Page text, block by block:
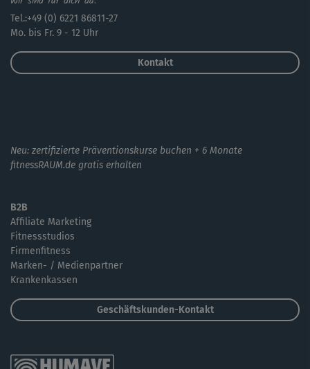
Tel.:+49 (0) 6221 86811-27
Mo. bis Fr. 9 - 12 Uhr
Kontakt
Neu: zertifizierte Präventionskurse buchen + 6 Monate
fitnessRAUM.de gratis erhalten
B2B
Affiliate Marketing
Fitnessstudios
Firmenfitness
Marken- / Medienpartner
Krankenkassen
Geschäftskunden-Kontakt